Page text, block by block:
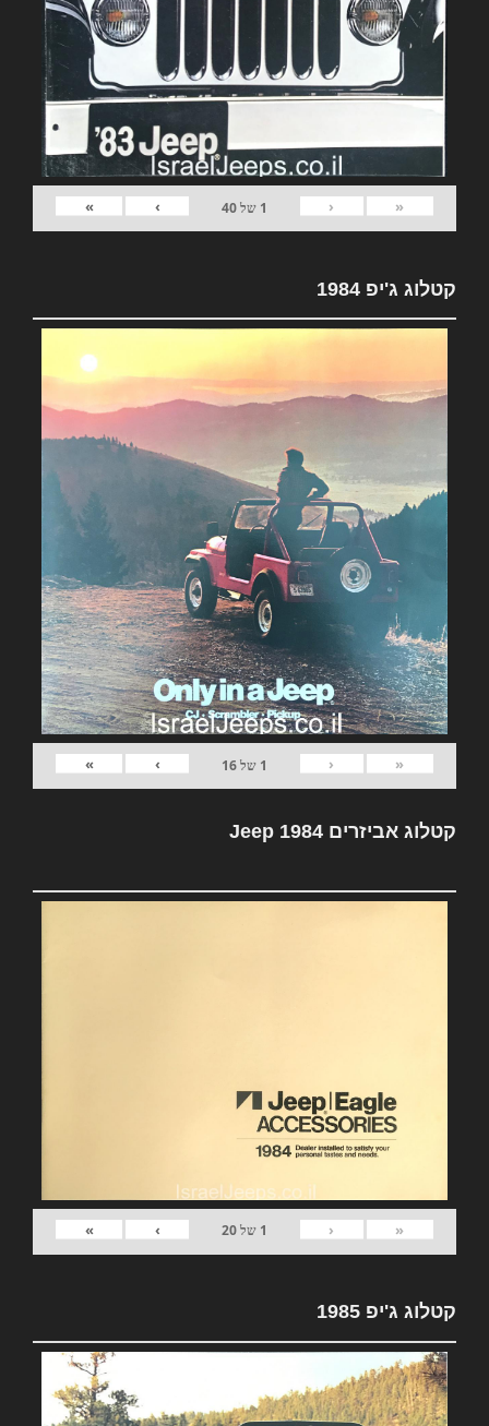
«
‹
1 של40
›
»
קטלוג ג'יפ 1984
«
‹
1 של16
›
»
קטלוג אביזרים Jeep 1984
«
‹
1 של20
›
»
קטלוג ג'יפ 1985